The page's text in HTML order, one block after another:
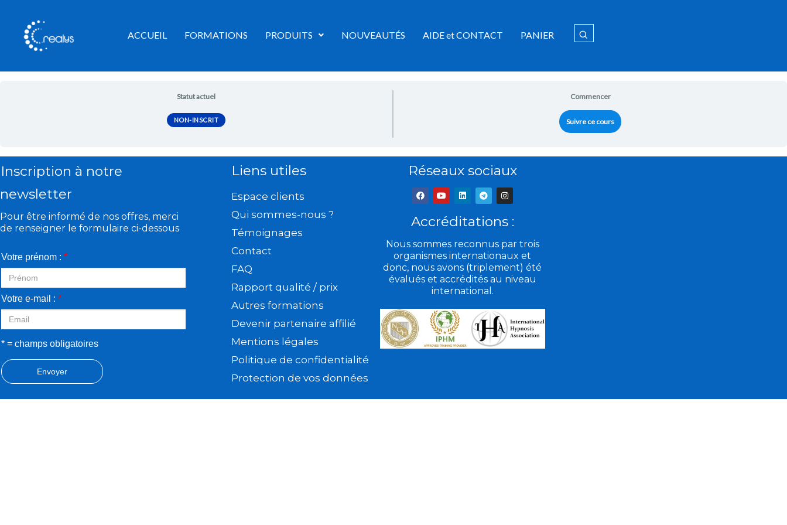
contenu
ACCUEIL FORMATIONS PRODUITS NOUVEAUTÉS AIDE et CONTACT PANIER
Statut actuel
NON-INSCRIT
Commencer
Suivre ce cours
Inscription à notre
newsletter
Pour être informé de nos offres, merci
de renseigner le formulaire ci-dessous
Votre prénom : *
Votre e-mail : *
* = champs obligatoires
Envoyer
Liens utiles
Espace clients
Qui sommes-nous ?
Témoignages
Contact
FAQ
Rapport qualité / prix
Autres formations
Devenir partenaire affilié
Mentions légales
Politique de confidentialité
Protection de vos données
Réseaux sociaux
F
a
c
b
o
k
Y
o
u
t
u
e
L
i
k
e
i
n
T
e
l
e
g
a
m
I
n
s
a
r
a
m
Accréditations :
Nous sommes reconnus par trois
organismes internationaux et
donc, nous avons (triplement) été
évalués et accrédités au niveau
international.